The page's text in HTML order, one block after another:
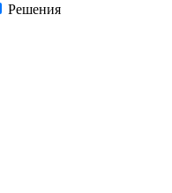
Решения